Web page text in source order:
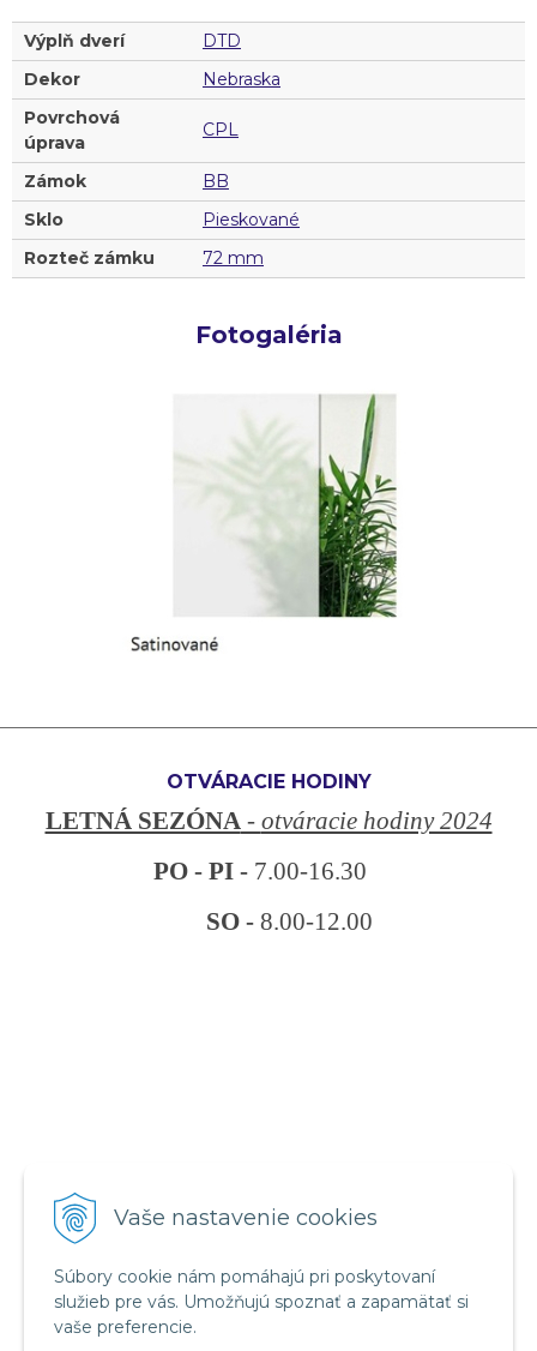
Vaše nastavenie cookies
Súbory cookie nám pomáhajú pri poskytovaní
služieb pre vás. Umožňujú spoznať a zapamätať si
vaše preferencie.
Výplň dverí
DTD
Dekor
Nebraska
Povrchová
úprava
CPL
Zámok
BB
Sklo
Pieskované
Rozteč zámku
72 mm
Fotogaléria
OTVÁRACIE HODINY
LETNÁ SEZÓNA- otváracie hodiny 2024
PO - PI - 7.00-16.30
SO - 8.00-12.00
Obchodné podmienky
Ochrana osobných údajov